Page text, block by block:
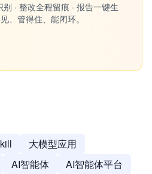
· 整改全程留痕 · 报告一键生
、管得住、能闭环。
大模型应用
AI智能体
AI智能体平台